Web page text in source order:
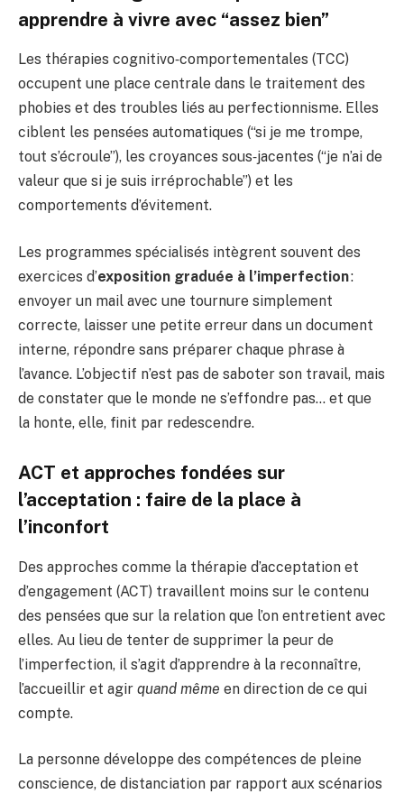
apprendre à vivre avec “assez bien”
Les thérapies cognitivo‑comportementales (TCC)
occupent une place centrale dans le traitement des
phobies et des troubles liés au perfectionnisme. Elles
ciblent les pensées automatiques (“si je me trompe,
tout s’écroule”), les croyances sous‑jacentes (“je n’ai de
valeur que si je suis irréprochable”) et les
comportements d’évitement.
Les programmes spécialisés intègrent souvent des
exercices d’exposition graduée à l’imperfection:
envoyer un mail avec une tournure simplement
correcte, laisser une petite erreur dans un document
interne, répondre sans préparer chaque phrase à
l’avance. L’objectif n’est pas de saboter son travail, mais
de constater que le monde ne s’effondre pas… et que
la honte, elle, finit par redescendre.
ACT et approches fondées sur
l’acceptation : faire de la place à
l’inconfort
Des approches comme la thérapie d’acceptation et
d’engagement (ACT) travaillent moins sur le contenu
des pensées que sur la relation que l’on entretient avec
elles. Au lieu de tenter de supprimer la peur de
l’imperfection, il s’agit d’apprendre à la reconnaître,
l’accueillir et agir quand même en direction de ce qui
compte.
La personne développe des compétences de pleine
conscience, de distanciation par rapport aux scénarios